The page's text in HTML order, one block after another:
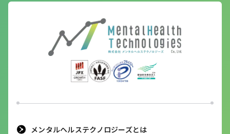
メンタルヘルステクノロジーズとは